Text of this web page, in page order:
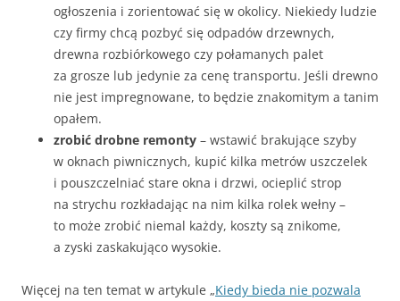
ogłoszenia i zorientować się w okolicy. Niekiedy ludzie
czy firmy chcą pozbyć się odpadów drzewnych,
drewna rozbiórkowego czy połamanych palet
za grosze lub jedynie za cenę transportu. Jeśli drewno
nie jest impregnowane, to będzie znakomitym a tanim
opałem.
zrobić drobne remonty – wstawić brakujące szyby
w oknach piwnicznych, kupić kilka metrów uszczelek
i pouszczelniać stare okna i drzwi, ocieplić strop
na strychu rozkładając na nim kilka rolek wełny –
to może zrobić niemal każdy, koszty są znikome,
a zyski zaskakująco wysokie.
Więcej na ten temat w artykule „Kiedy bieda nie pozwala